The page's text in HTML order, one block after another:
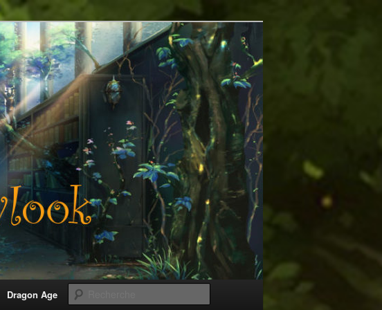
Dragon Age